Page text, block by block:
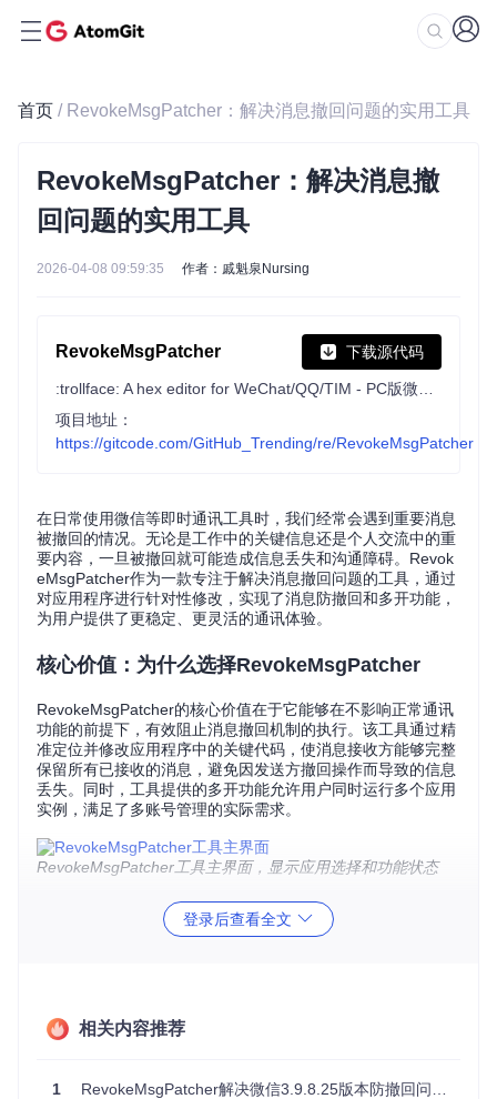
首页 / RevokeMsgPatcher：解决消息撤回问题的实用工具
RevokeMsgPatcher：解决消息撤
回问题的实用工具
2026-04-08 09:59:35 作者：戚魁泉Nursing
RevokeMsgPatcher 下载源代码
项目地址：
https://gitcode.com/GitHub_Trending/re/RevokeMsgPatcher
在日常使用微信等即时通讯工具时，我们经常会遇到重要消息
被撤回的情况。无论是工作中的关键信息还是个人交流中的重
要内容，一旦被撤回就可能造成信息丢失和沟通障碍。Revok
eMsgPatcher作为一款专注于解决消息撤回问题的工具，通过
对应用程序进行针对性修改，实现了消息防撤回和多开功能，
为用户提供了更稳定、更灵活的通讯体验。
核心价值：为什么选择RevokeMsgPatcher
RevokeMsgPatcher的核心价值在于它能够在不影响正常通讯
功能的前提下，有效阻止消息撤回机制的执行。该工具通过精
准定位并修改应用程序中的关键代码，使消息接收方能够完整
保留所有已接收的消息，避免因发送方撤回操作而导致的信息
丢失。同时，工具提供的多开功能允许用户同时运行多个应用
实例，满足了多账号管理的实际需求。
RevokeMsgPatcher工具主界面，显示应用选择和功能状态
场景应用：RevokeMsgPatcher的实际使用案例
使对方撤回消息，你仍然可以查看完整内容，避免因信息缺失
登录后查看全文
相关内容推荐
1 RevokeMsgPatcher解决微信3.9.8.25版本防撤回问题完全指南：从原理到实践